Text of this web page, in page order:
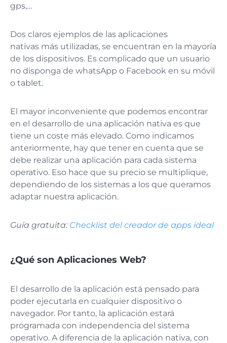
gps,…
Dos claros ejemplos de las aplicaciones
nativas más utilizadas, se encuentran en la mayoría
de los dispositivos. Es complicado que un usuario
no disponga de whatsApp o Facebook en su móvil
o tablet.
El mayor inconveniente que podemos encontrar
en el desarrollo de una aplicación nativa es que
tiene un coste más elevado. Como indicamos
anteriormente, hay que tener en cuenta que se
debe realizar una aplicación para cada sistema
operativo. Eso hace que su precio se multiplique,
dependiendo de los sistemas a los que queramos
adaptar nuestra aplicación.
Guía gratuita: Checklist del creador de apps ideal
¿Qué son Aplicaciones Web?
El desarrollo de la aplicación está pensado para
poder ejecutarla en cualquier dispositivo o
navegador. Por tanto, la aplicación estará
programada con independencia del sistema
operativo. A diferencia de la aplicación nativa, con